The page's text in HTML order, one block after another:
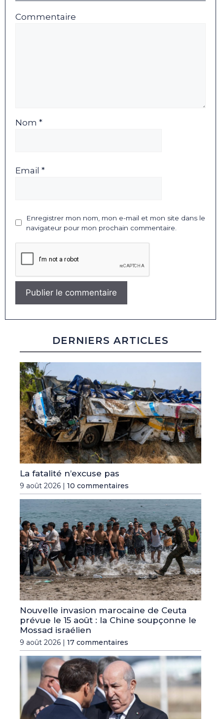
Commentaire
Nom *
Email *
Enregistrer mon nom, mon e-mail et mon site dans le
navigateur pour mon prochain commentaire.
DERNIERS ARTICLES
La fatalité n’excuse pas
9 août 2026 | 10 commentaires
Nouvelle invasion marocaine de Ceuta
prévue le 15 août : la Chine soupçonne le
Mossad israélien
9 août 2026 | 17 commentaires